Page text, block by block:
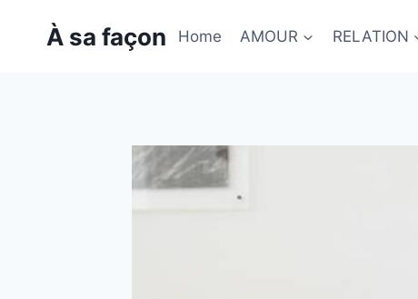
À sa façon Home AMOUR RELATION